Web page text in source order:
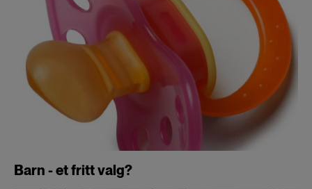
Barn - et fritt valg?